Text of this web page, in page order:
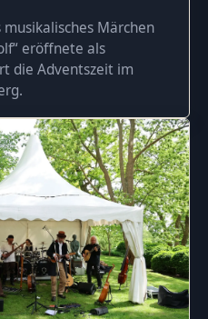
Märchen
eröffnete als
die Adventszeit im